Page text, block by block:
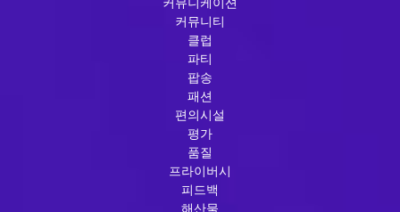
커뮤니티
클럽
파티
팝송
패션
편의시설
평가
품질
프라이버시
피드백
해산물